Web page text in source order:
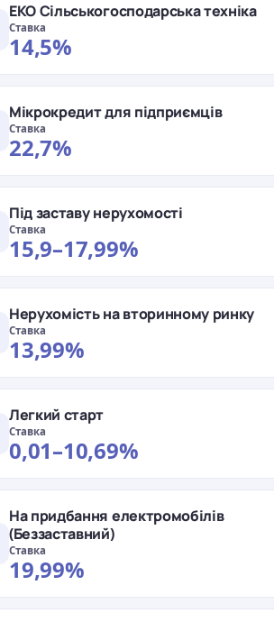
ЕКО Сільськогосподарська техніка
Ставка
14,5%
Мікрокредит для підприємців
Ставка
22,7%
Під заставу нерухомості
Ставка
15,9–17,99%
Нерухомість на вторинному ринку
Ставка
13,99%
Легкий старт
Ставка
0,01–10,69%
На придбання електромобілів
(Беззаставний)
Ставка
19,99%